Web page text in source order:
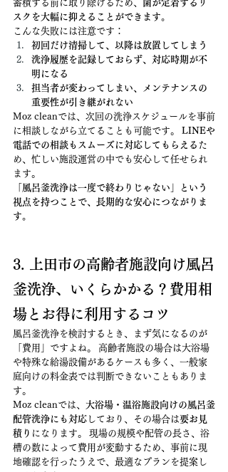
蓄積する前に取り除けるため、
菌が定着するリ
スクを大幅に抑えることができます。
こんな失敗には注意です：
初回だけ清掃して、以降は放置してしまう
洗浄履歴を記録しておらず、対応時期が不
明になる
担当者が変わってしまい、メンテナンスの
重要性が引き継がれない
Moz cleanでは、次回の洗浄スケジュールを事前
に相談しながら立てることも可能です。 LINEや
電話での相談もスムーズに対応してもらえる た
め、忙しい施設運営の中でも安心して任せられ
ます。
「風呂釜洗浄は一度で終わりじゃない」という
視点を持つことで、長期的な安心につながりま
す。
3. 上田市の高齢者施設向け風呂
釜洗浄、いくらかかる？費用相
場とお得に利用するコツ
風呂釜洗浄を検討するとき、まず気になるのが
「費用」ですよね。 高齢者施設の場合は大浴場
や特殊な給湯設備があるケースも多く、一般家
庭向けの料金表では判断できないこともありま
す。
Moz cleanでは、 大浴場・温浴施設向けの風呂釜
配管洗浄にも対応 しており、その場合は要お見
積り になります。 現場の規模や配管の長さ、浴
槽の数によって費用が変動するため、事前に現
地確認を行ったうえで、最適なプランを提案し